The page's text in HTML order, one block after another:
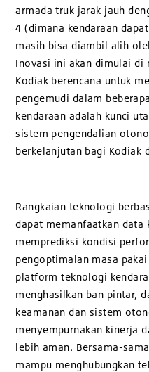
armada truk jarak jauh
4 (dimana kendaraan
masih bisa diambil alih
Inovasi ini akan dimulai di
Kodiak berencana untuk
pengemudi dalam
kendaraan adalah kunci
sistem pengendalian
berkelanjutan bagi Kodiak
Rangkaian teknologi
dapat memanfaatkan data
memprediksi kondisi
pengoptimalan masa
platform teknologi
menghasilkan ban pintar,
keamanan dan sistem
menyempurnakan kinerja
lebih aman. Bersama-
mampu menghubungkan